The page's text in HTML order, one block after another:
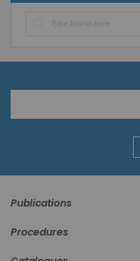
Ενημερωτικό
Publications
Procedures